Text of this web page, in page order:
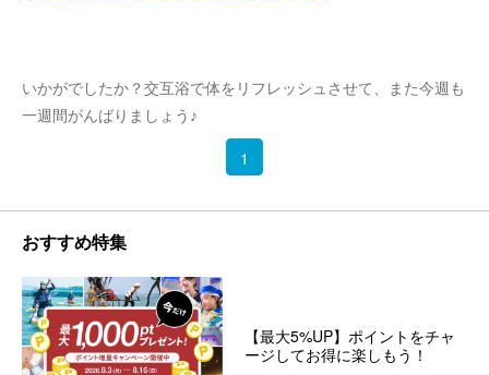
いかがでしたか？交互浴で体をリフレッシュさせて、また今週も
一週間がんばりましょう♪
1
おすすめ特集
【最大5%UP】ポイントをチャ
ージしてお得に楽しもう！